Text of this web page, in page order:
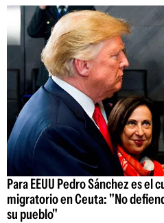
Para EEUU Pedro Sánchez es el
migratorio en Ceuta: "No
su pueblo"